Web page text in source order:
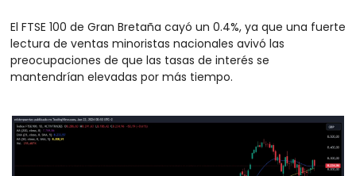
El FTSE 100 de Gran Bretaña cayó un 0.4%, ya que una fuerte
lectura de ventas minoristas nacionales avivó las
preocupaciones de que las tasas de interés se
mantendrían elevadas por más tiempo.